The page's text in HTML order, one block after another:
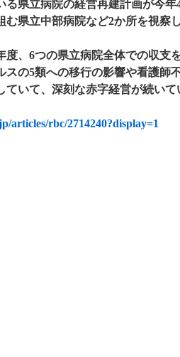
る県立病院の経営再建計画が今
む県立中部病院など2か所を視察し
度、6つの県立病院全体での収支
スの5類への移行の影響や看護師
いて、深刻な赤字経営が続いて
articles/rbc/2714240?display=1